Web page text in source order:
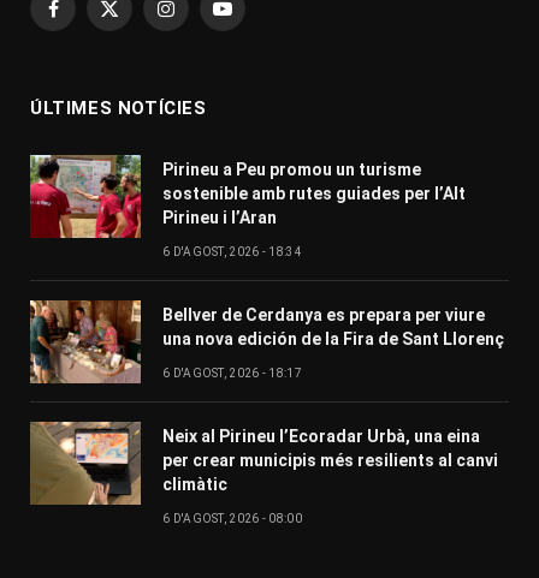
Facebook
X
InstagramYouTube
ÚLTIMES NOTÍCIES
Pirineu a Peu promou un turisme
sostenible amb rutes guiades per l’Alt
Pirineu i l’Aran
6 D'AGOST, 2026 - 18:34
Bellver de Cerdanya es prepara per viure
una nova edición de la Fira de Sant Llorenç
6 D'AGOST, 2026 - 18:17
Neix al Pirineu l’Ecoradar Urbà, una eina
per crear municipis més resilients al canvi
climàtic
6 D'AGOST, 2026 - 08:00